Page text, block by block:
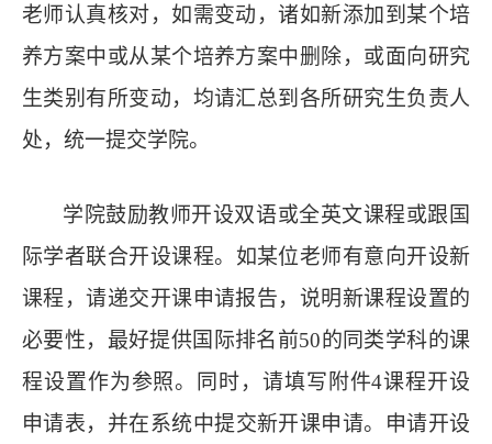
老师认真核对，如需变动，诸如新添加到某个培
养方案中或从某个培养方案中删除，或面向研究
生类别有所变动，均请汇总到各所研究生负责人
处，统一提交学院。
学院鼓励教师开设双语或全英文课程或跟国
际学者联合开设课程。 如某位老师有意向开设新
课程，请递交开课申请报告，说明新课程设置的
必要性， 最好提供国际排名前50的同类学科的课
程设置作为参照。同时，请填写附件4课程开设
申请表， 并在系统中提交新开课申请。 申请开设